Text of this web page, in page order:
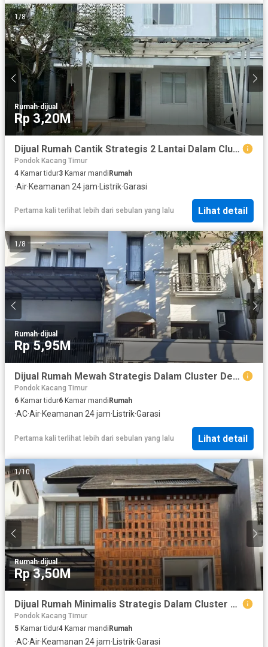
1/8
Rumah·dijual
Rp 3,20M
Dijual Rumah Cantik Strategis 2 Lantai Dalam Cluster Dekat Fresh Market Bintaro di Discovery Bintaro Tangsel Gb-18263
Pondok Kacang Timur
4 Kamar tidur3 Kamar mandiRumah
·Air·Keamanan 24 jam·Listrik·Garasi
Pertama kali terlihat lebih dari sebulan yang lalu Lihat detail
1 /8
Rumah·dijual
Rp 5,95M
Dijual Rumah Mewah Strategis Dalam Cluster Dekat Bxc Mall di Sektor 9 Bintaro Tangsel Gb-9490
Pondok Kacang Timur
6 Kamar tidur6 Kamar mandi Rumah
·AC·Air·Keamanan 24 jam· Listrik·Garasi
Pertama kali terlihat lebih dari sebulan yang lalu Lihat detail
1/10
Rumah·dijual
Rp 3,50M
Dijual Rumah Minimalis Strategis Dalam Cluster Semi Furnished Full Renov Dekat Masjid di Emerald Bintaro Tangsel Dm-11493
Pondok Kacang Timur
5 Kamar tidur4 Kamar mandiRumah
·AC·Air·Keamanan 24 jam· Listrik·Garasi